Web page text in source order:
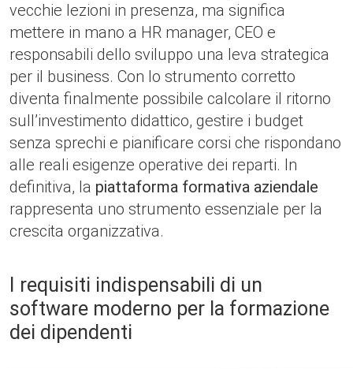
vecchie lezioni in presenza, ma significa
mettere in mano a HR manager, CEO e
responsabili dello sviluppo una leva strategica
per il business. Con lo strumento corretto
diventa finalmente possibile calcolare il ritorno
sull’investimento didattico, gestire i budget
senza sprechi e pianificare corsi che rispondano
alle reali esigenze operative dei reparti. In
definitiva, la piattaforma formativa aziendale
rappresenta uno strumento essenziale per la
crescita organizzativa.
I requisiti indispensabili di un
software moderno per la formazione
dei dipendenti